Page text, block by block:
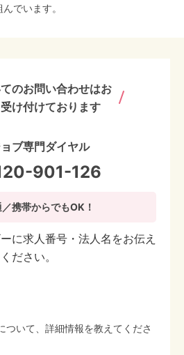
でいます。
のお問い合わせはお
け付けております
ブ専門ダイヤル
901-126
携帯からでもOK！
に求人番号・法人名をお伝え
ください。
ついて、詳細情報を教えてくださ